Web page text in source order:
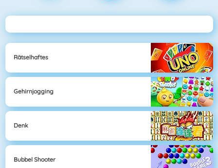
Rätselhaftes
Gehirnjogging
Denk
Bubbel Shooter